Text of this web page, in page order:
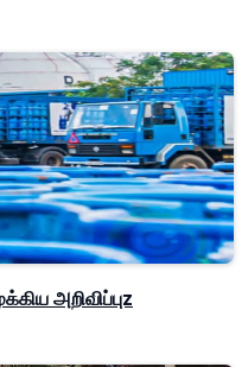
அறிவிப்புz